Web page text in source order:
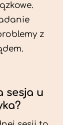
z
sesja u